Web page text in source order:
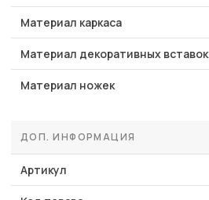
Материал каркаса
Материал декоративных вставок
Материал ножек
ДОП. ИНФОРМАЦИЯ
Артикул